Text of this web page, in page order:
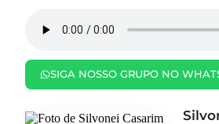
SIGA NOSSO GRUPO NO